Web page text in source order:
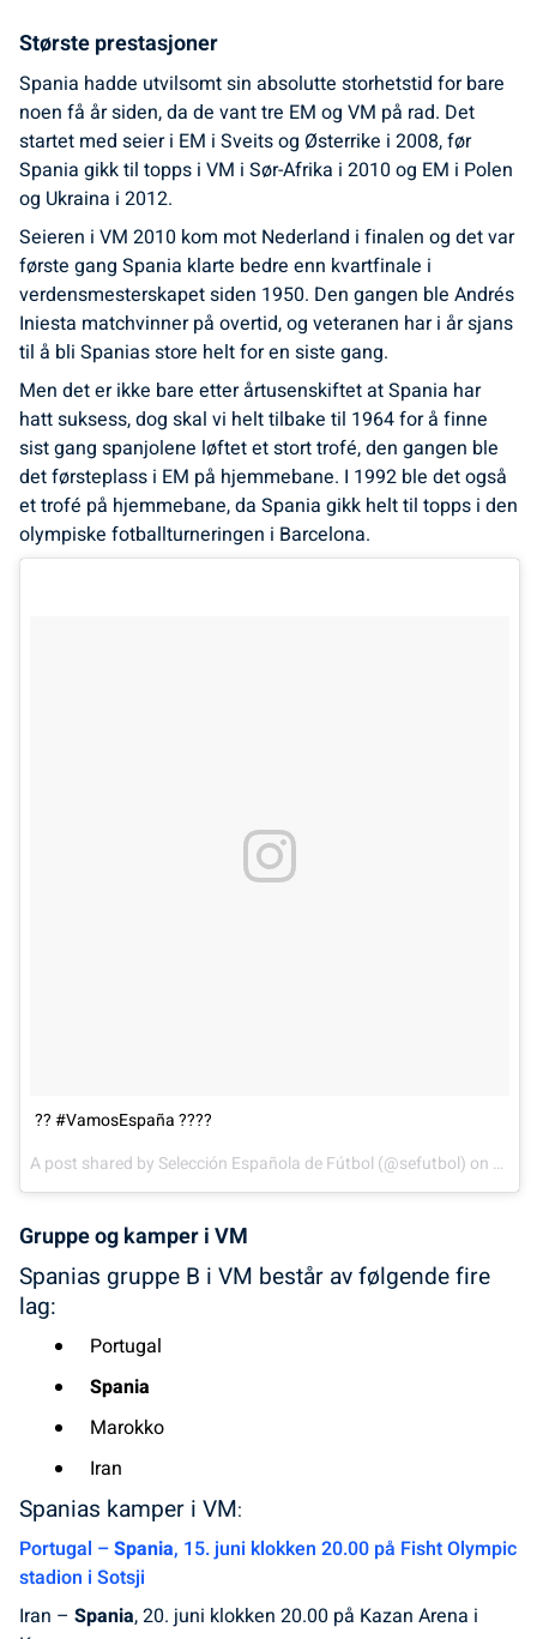
Største prestasjoner
Spania hadde utvilsomt sin absolutte storhetstid for bare
noen få år siden, da de vant tre EM og VM på rad. Det
startet med seier i EM i Sveits og Østerrike i 2008, før
Spania gikk til topps i VM i Sør-Afrika i 2010 og EM i Polen
og Ukraina i 2012.
Seieren i VM 2010 kom mot Nederland i finalen og det var
første gang Spania klarte bedre enn kvartfinale i
verdensmesterskapet siden 1950. Den gangen ble Andrés
Iniesta matchvinner på overtid, og veteranen har i år sjans
til å bli Spanias store helt for en siste gang.
Men det er ikke bare etter årtusenskiftet at Spania har
hatt suksess, dog skal vi helt tilbake til 1964 for å finne
sist gang spanjolene løftet et stort trofé, den gangen ble
det førsteplass i EM på hjemmebane. I 1992 ble det også
et trofé på hjemmebane, da Spania gikk helt til topps i den
olympiske fotballturneringen i Barcelona.
?? #VamosEspaña ????
A post shared by Selección Española de Fútbol (@sefutbol) on Jun
Gruppe og kamper i VM
Spanias gruppe B i VM består av følgende fire
lag:
Portugal
Spania
Marokko
Iran
Spanias kamper i VM:
Portugal –Spania, 15. juni klokken 20.00 på Fisht Olympic
stadion i Sotsji
Iran – Spania, 20. juni klokken 20.00 på Kazan Arena i